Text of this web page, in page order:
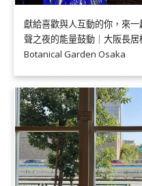
獻給喜歡與人互動的你，來
聲之夜的能量鼓動｜大阪長
Botanical Garden Osaka